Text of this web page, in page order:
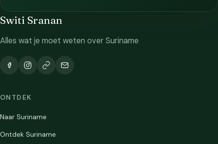
Switi Sranan
Alles wat je moet weten over Suriname
ONTDEK
Naar Suriname
Ontdek Suriname